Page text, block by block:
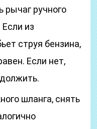
рычаг ручного
из
струя бензина,
Если нет,
шланга, снять